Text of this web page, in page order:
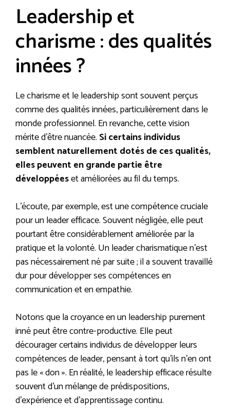
Leadership et
charisme : des qualités
innées ?
Le charisme et le leadership sont souvent perçus
comme des qualités innées, particulièrement dans le
monde professionnel. En revanche, cette vision
mérite d’être nuancée. Si certains individus
semblent naturellement dotés de ces qualités,
elles peuvent en grande partie être
développéeset améliorées au fil du temps.
L’écoute, par exemple, est une compétence cruciale
pour un leader efficace. Souvent négligée, elle peut
pourtant être considérablement améliorée par la
pratique et la volonté. Un leader charismatique n’est
pas nécessairement né par suite ; il a souvent travaillé
dur pour développer ses compétences en
communication et en empathie.
Notons que la croyance en un leadership purement
inné peut être contre-productive. Elle peut
décourager certains individus de développer leurs
compétences de leader, pensant à tort qu’ils n’en ont
pas le « don ». En réalité, le leadership efficace résulte
souvent d’un mélange de prédispositions,
d’expérience et d’apprentissage continu.